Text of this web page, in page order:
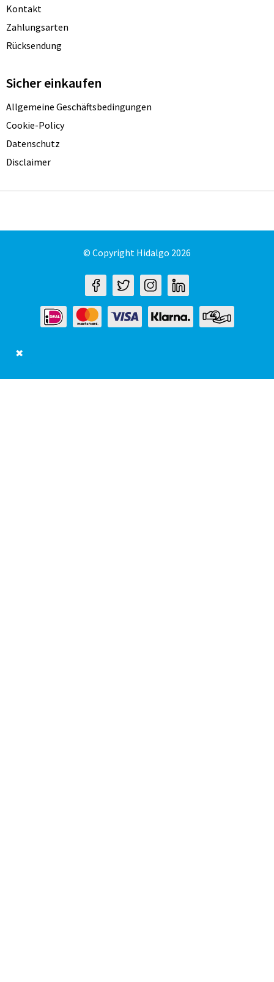
Kontakt
Zahlungsarten
Rücksendung
Sicher einkaufen
Allgemeine Geschäftsbedingungen
Cookie-Policy
Datenschutz
Disclaimer
© Copyright Hidalgo 2026
✖